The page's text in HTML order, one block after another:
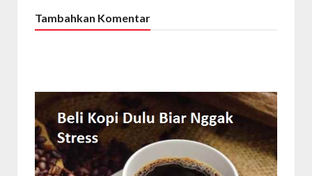
Tambahkan Komentar